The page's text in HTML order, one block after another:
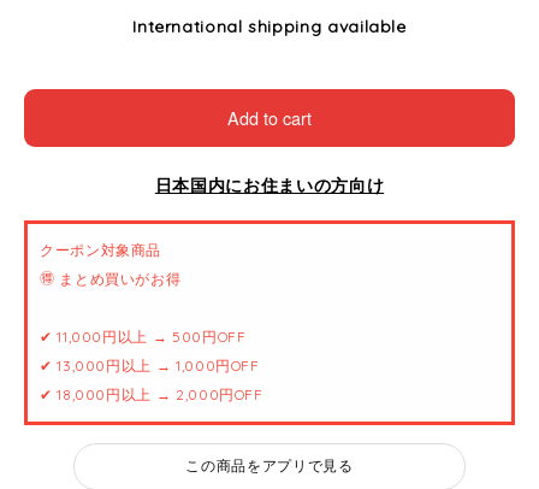
International shipping available
Add to cart
日本国内にお住まいの方向け
クーポン対象商品
🉐 まとめ買いがお得
✔ 11,000円以上 → 500円OFF
✔ 13,000円以上 → 1,000円OFF
✔ 18,000円以上 → 2,000円OFF
この商品をアプリで見る